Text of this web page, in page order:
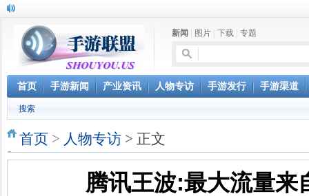
新闻 图片 下载 专题
首页 手游新闻 产业资讯 人物专访 手游发行 手游渠道
搜索
首页 > 人物专访 > 正文
腾讯王波:最大流量来